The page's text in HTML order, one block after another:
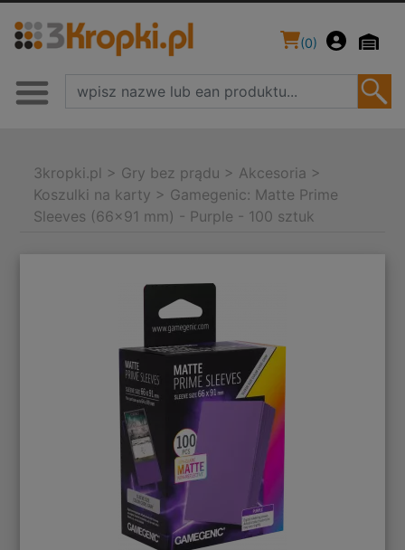
(0)
3kropki.pl > Gry bez prądu > Akcesoria >
Koszulki na karty > Gamegenic: Matte Prime
Sleeves (66x91 mm) - Purple - 100 sztuk